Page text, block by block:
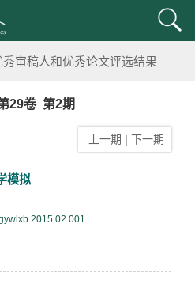
招募启事
秀审稿人和优秀论文评选结果
二轮通知
委会招募启事
29卷 第2期
上一期 | 下一期
模拟